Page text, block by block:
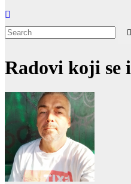
Radovi koji se